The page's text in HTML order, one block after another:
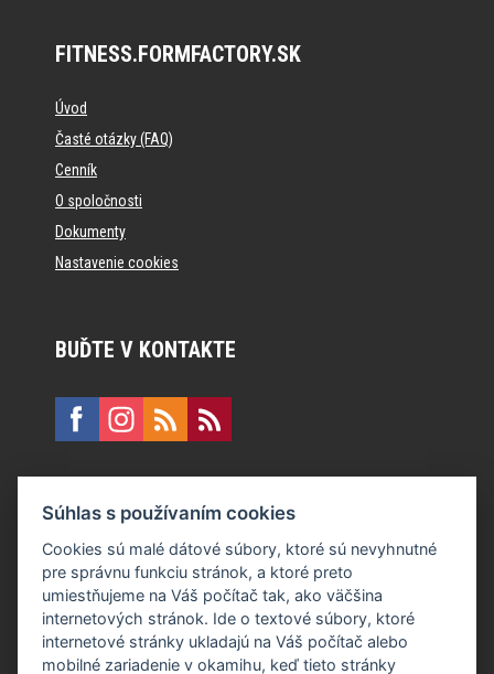
FITNESS.FORMFACTORY.SK
Úvod
Časté otázky (FAQ)
Cenník
O spoločnosti
Dokumenty
Nastavenie cookies
BUĎTE V KONTAKTE
E:recepcia@formfactory.sk
Form Factory Slovakia s.r.o., Ružová dolina 480/6, 821 08
Bratislava
Za publikovaný obsah sú zodpovední jednotliví autori.
Súhlas s používaním cookies
Cookies sú malé dátové súbory, ktoré sú nevyhnutné
pre správnu funkciu stránok, a ktoré preto
umiestňujeme na Váš počítač tak, ako väčšina
internetových stránok. Ide o textové súbory, ktoré
internetové stránky ukladajú na Váš počítač alebo
mobilné zariadenie v okamihu, keď tieto stránky